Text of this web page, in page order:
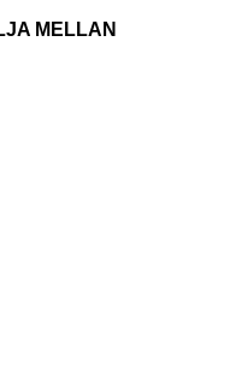
MELLAN